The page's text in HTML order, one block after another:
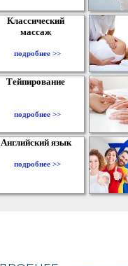
Классический
массаж
подробнее >>
Тейпирование
подробнее >>
Английский язык
подробнее >>